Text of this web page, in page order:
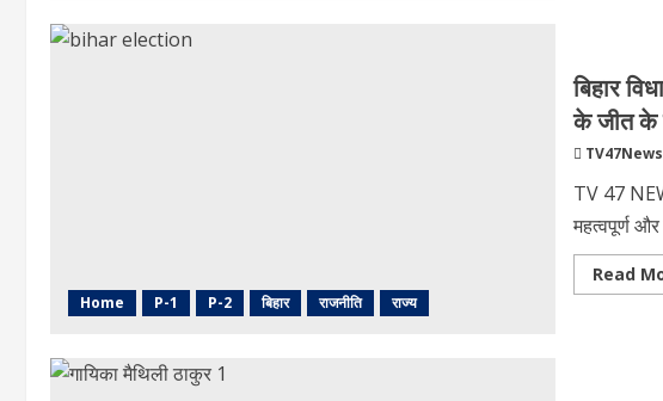
Home P-1 P-2 बिहार राजनीति राज्य
बिहार
के जीत के
TV47News
TV 47
महत्वपूर्ण
Read